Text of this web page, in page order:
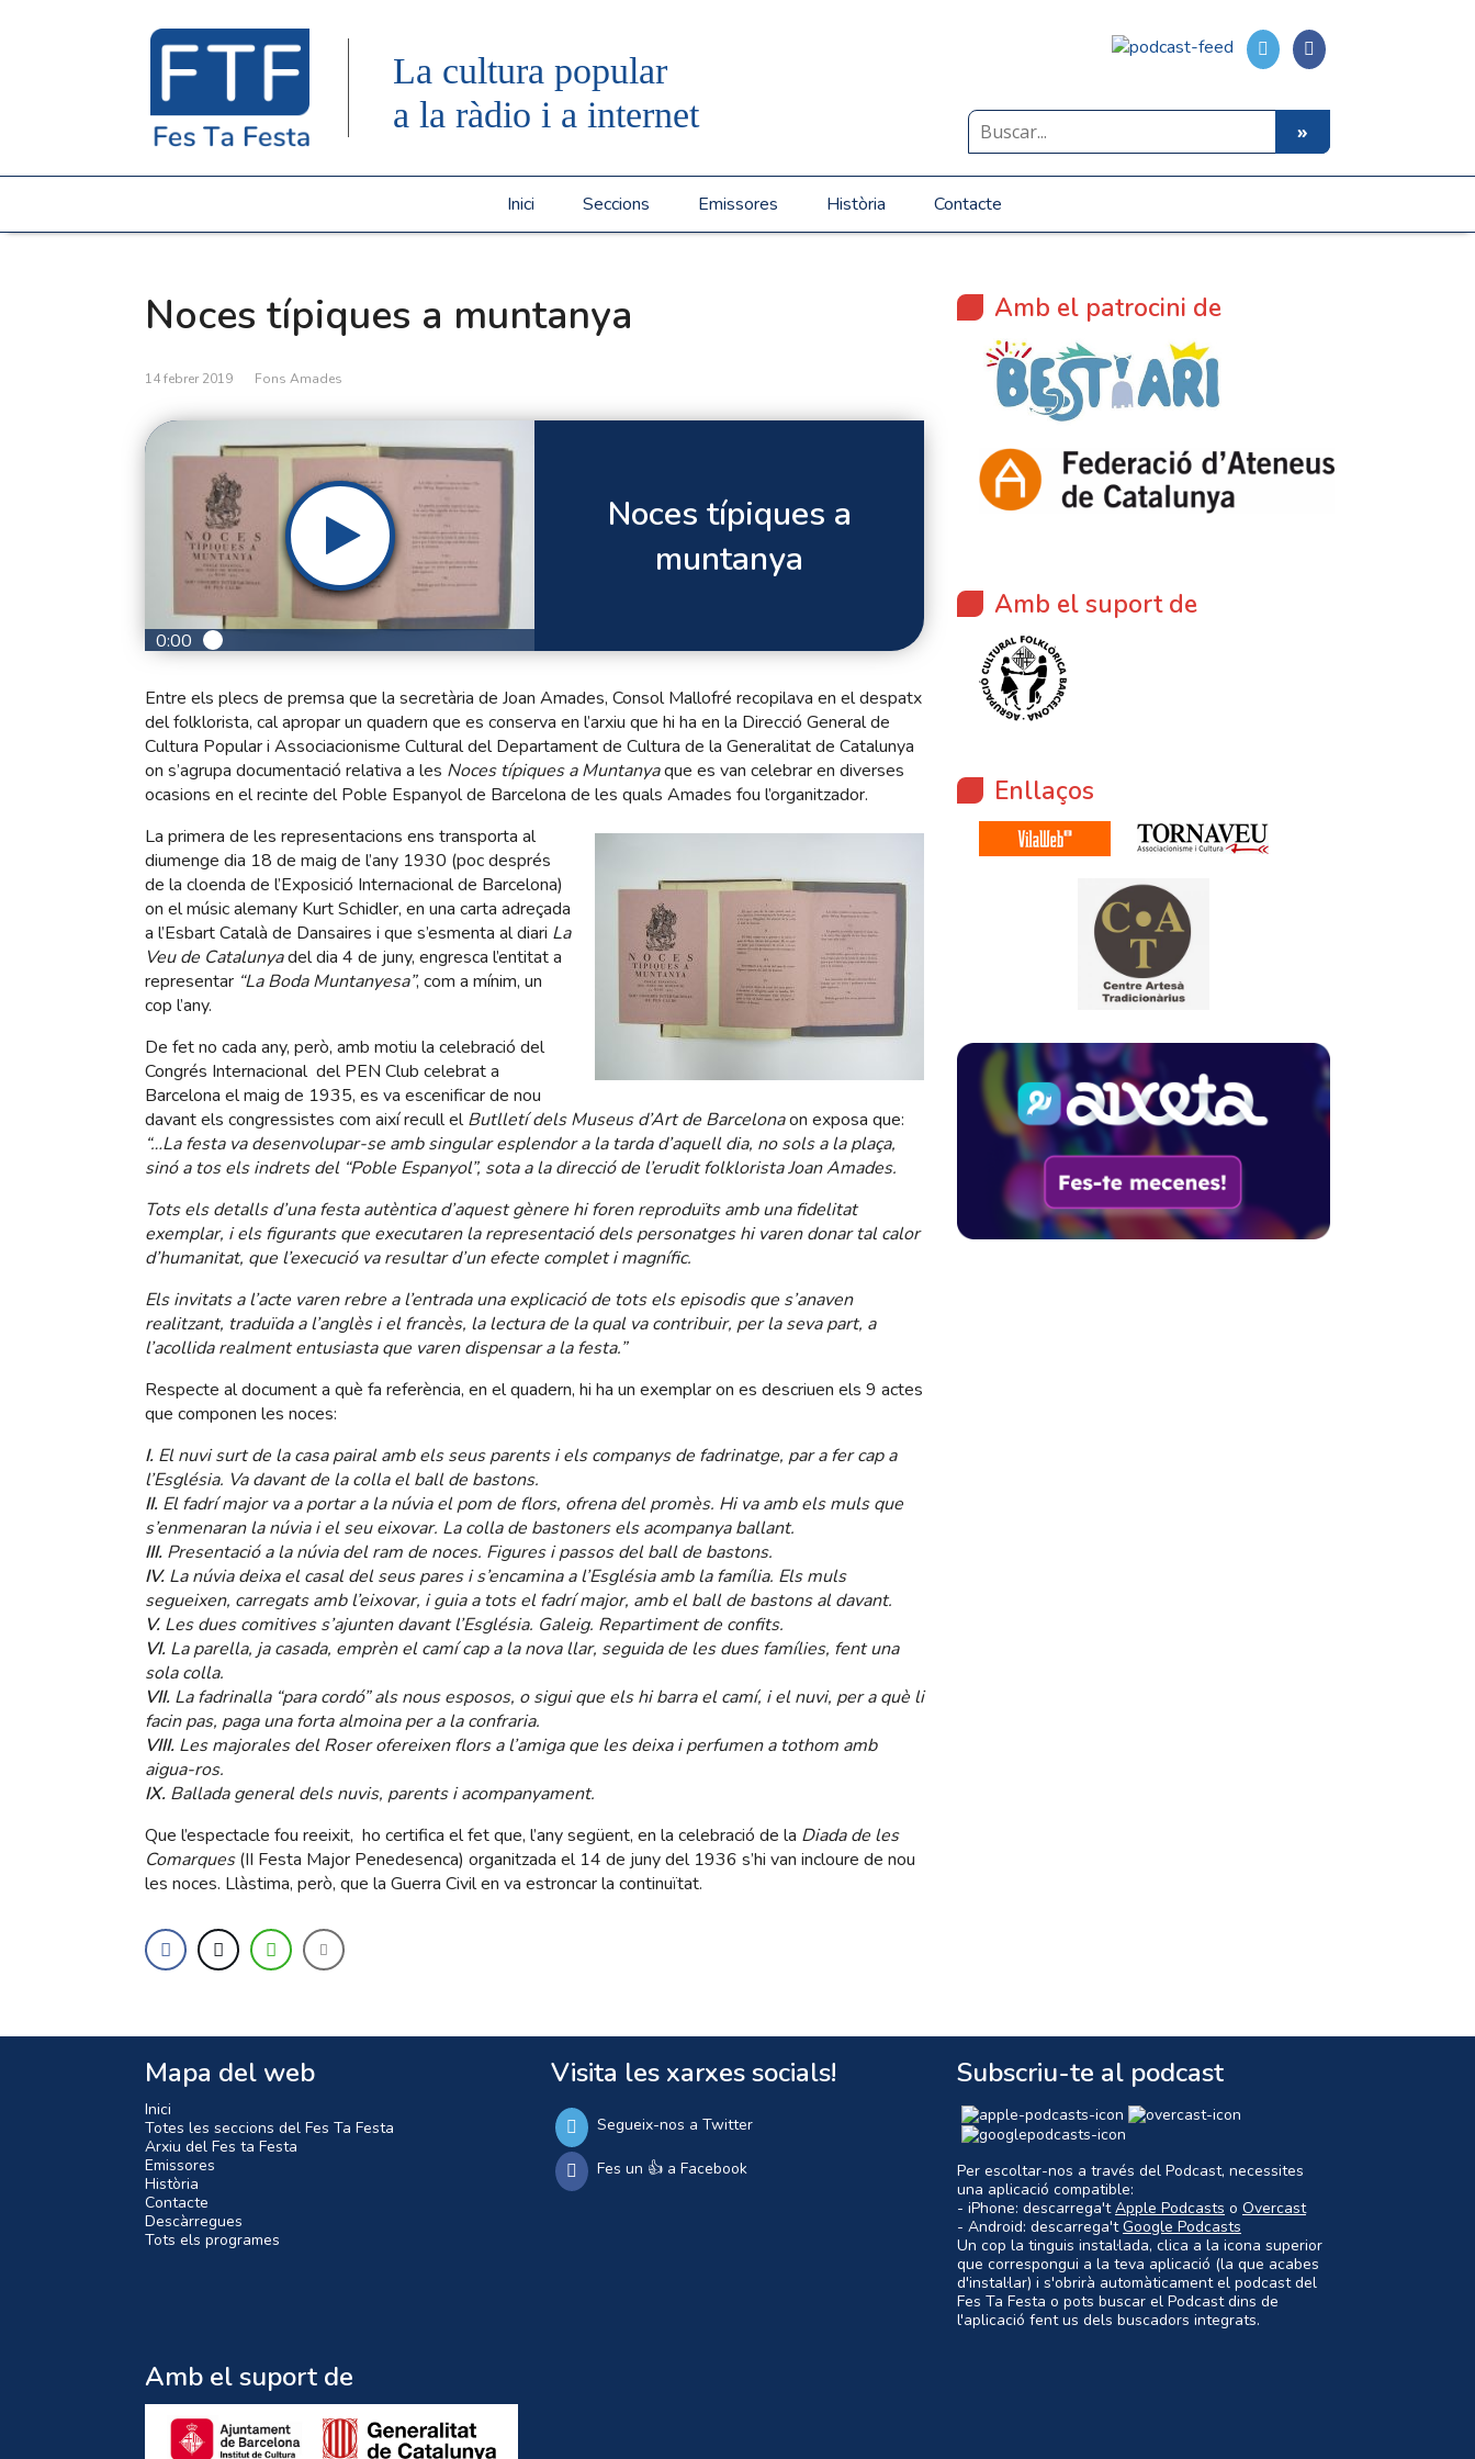
La cultura popular
a la ràdio i a internet
Inici Seccions Emissores Història Contacte
Noces típiques a muntanya
14 febrer 2019 Fons Amades
0:00
Noces típiques a
muntanya
Entre els plecs de premsa que la secretària de Joan Amades, Consol Mallofré recopilava en el despatx
del folklorista, cal apropar un quadern que es conserva en l’arxiu que hi ha en la Direcció General de
Cultura Popular i Associacionisme Cultural del Departament de Cultura de la Generalitat de Catalunya
on s’agrupa documentació relativa a les Noces típiques a Muntanyaque es van celebrar en diverses
ocasions en el recinte del Poble Espanyol de Barcelona de les quals Amades fou l’organitzador.
La primera de les representacions ens transporta al
diumenge dia 18 de maig de l’any 1930 (poc després
de la cloenda de l’Exposició Internacional de Barcelona)
on el músic alemany Kurt Schidler, en una carta adreçada
a l’Esbart Català de Dansaires i que s’esmenta al diari La
Veu de Catalunyadel dia 4 de juny, engresca l’entitat a
representar “La Boda Muntanyesa”, com a mínim, un
cop l’any.
De fet no cada any, però, amb motiu la celebració del
Congrés Internacional del PEN Club celebrat a
Barcelona el maig de 1935, es va escenificar de nou
davant els congressistes com així recull elButlletí dels Museus d’Art de Barcelonaon exposa que:
“…La festa va desenvolupar-se amb singular esplendor a la tarda d’aquell dia, no sols a la plaça,
sinó a tos els indrets del “Poble Espanyol”, sota a la direcció de l’erudit folklorista Joan Amades.
Tots els detalls d’una festa autèntica d’aquest gènere hi foren reproduïts amb una fidelitat
exemplar, i els figurants que executaren la representació dels personatges hi varen donar tal calor
d’humanitat, que l’execució va resultar d’un efecte complet i magnífic.
Els invitats a l’acte varen rebre a l’entrada una explicació de tots els episodis que s’anaven
realitzant, traduïda a l’anglès i el francès, la lectura de la qual va contribuir, per la seva part, a
l’acollida realment entusiasta que varen dispensar a la festa.”
Respecte al document a què fa referència, en el quadern, hi ha un exemplar on es descriuen els 9 actes
que componen les noces:
I. El nuvi surt de la casa pairal amb els seus parents i els companys de fadrinatge, par a fer cap a
l’Església. Va davant de la colla el ball de bastons.
II. El fadrí major va a portar a la núvia el pom de flors, ofrena del promès. Hi va amb els muls que
s’enmenaran la núvia i el seu eixovar. La colla de bastoners els acompanya ballant.
III. Presentació a la núvia del ram de noces. Figures i passos del ball de bastons.
IV. La núvia deixa el casal del seus pares i s’encamina a l’Església amb la família. Els muls
segueixen, carregats amb l’eixovar, i guia a tots el fadrí major, amb el ball de bastons al davant.
V. Les dues comitives s’ajunten davant l’Església. Galeig. Repartiment de confits.
VI. La parella, ja casada, emprèn el camí cap a la nova llar, seguida de les dues famílies, fent una
sola colla.
VII. La fadrinalla “para cordó” als nous esposos, o sigui que els hi barra el camí, i el nuvi, per a què li
facin pas, paga una forta almoina per a la confraria.
VIII. Les majorales del Roser ofereixen flors a l’amiga que les deixa i perfumen a tothom amb
aigua-ros.
IX. Ballada general dels nuvis, parents i acompanyament.
Que l’espectacle fou reeixit, ho certifica el fet que, l’any següent, en la celebració de la Diada de les
Comarques(II Festa Major Penedesenca) organitzada el 14 de juny del 1936 s’hi van incloure de nou
les noces. Llàstima, però, que la Guerra Civil en va estroncar la continuïtat.
Amb el patrocini de
Amb el suport de
Enllaços
Mapa del web
Inici
Totes les seccions del Fes Ta Festa
Arxiu del Fes ta Festa
Emissores
Història
Contacte
Descàrregues
Tots els programes
Visita les xarxes socials!
Segueix-nos a Twitter
Fes un 👍 a Facebook
Subscriu-te al podcast
Per escoltar-nos a través del Podcast, necessites
una aplicació compatible:
- iPhone: descarrega'tApple Podcasts o Overcast
- Android: descarrega'tGoogle Podcasts
Un cop la tinguis instal·lada, clica a la icona superior
que correspongui a la teva aplicació (la que acabes
d'instal·lar) i s'obrirà automàticament el podcast del
Fes Ta Festa o pots buscar el Podcast dins de
l'aplicació fent us dels buscadors integrats.
Amb el suport de